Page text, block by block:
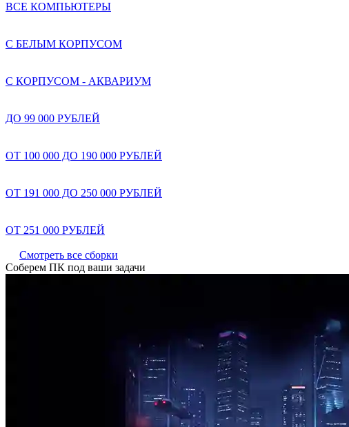
ВСЕ КОМПЬЮТЕРЫ
С БЕЛЫМ КОРПУСОМ
С КОРПУСОМ - АКВАРИУМ
ДО 99 000 РУБЛЕЙ
ОТ 100 000 ДО 190 000 РУБЛЕЙ
ОТ 191 000 ДО 250 000 РУБЛЕЙ
ОТ 251 000 РУБЛЕЙ
Смотреть все сборки
Соберем ПК под ваши задачи